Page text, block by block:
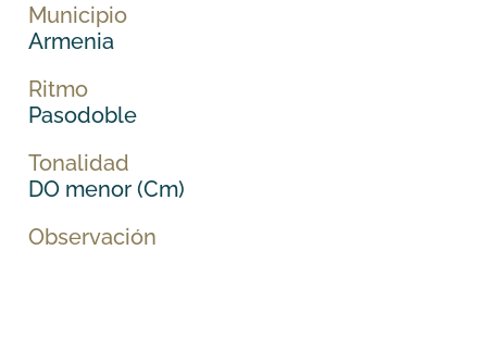
Municipio
Armenia
Ritmo
Pasodoble
Tonalidad
DO menor (Cm)
Observación